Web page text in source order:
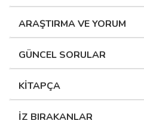
ARAŞTIRMA VE YORUM
GÜNCEL SORULAR
KİTAPÇA
İZ BIRAKANLAR